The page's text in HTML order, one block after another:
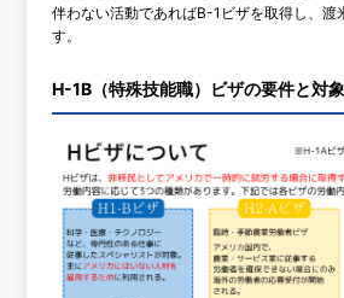
伴わない活動であればB-1ビザを取得し、渡
す。
H-1B（特殊技能職）ビザの要件と対